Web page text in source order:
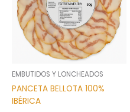
EMBUTIDOS Y LONCHEADOS
PANCETA BELLOTA 100%
IBÉRICA